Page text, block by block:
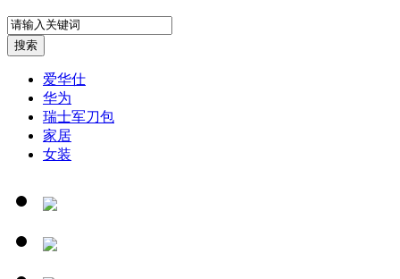
爱华仕
华为
瑞士军刀包
家居
女装